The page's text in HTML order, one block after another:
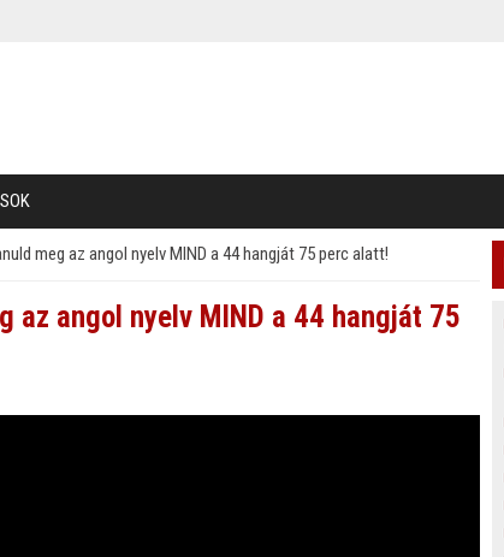
meg az angol nyelv MIND a 44 hangját 75 perc alatt!
angol nyelv MIND a 44 hangját 75